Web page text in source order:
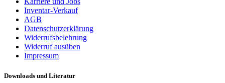
Inventar-Verkauf
AGB
Datenschutzerklärung
Widerrufsbelehrung
Widerruf ausüben
Impressum
Downloads und Literatur